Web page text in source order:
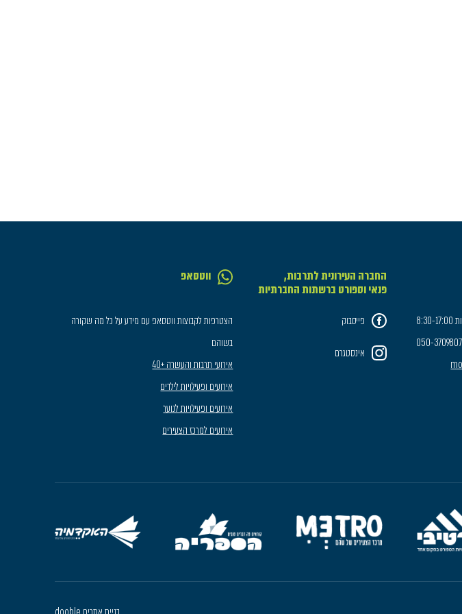
החברה העירונית לתרבות,
פנאי וספורט ברשתות החברתיות
פייסבוק
אינסטגרם
ווטסאפ
הצטרפות לקבוצות ווטסאפ עם מידע על כל מה שקורה
בשוהם
אירועי תרבות והעשרה +40
אירועים ופעילויות לילדים
אירועים ופעילויות לנוער
אירועים למרכז הצעירים